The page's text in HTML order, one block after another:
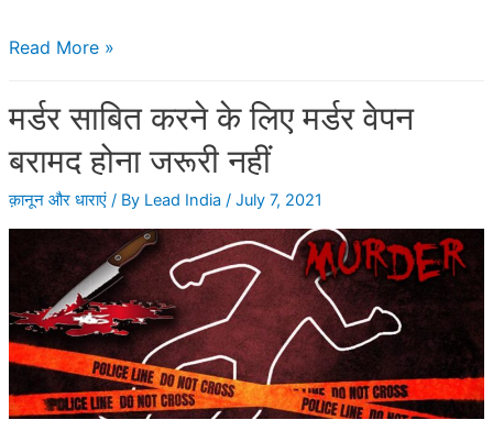
अपने
राईट
रक्षा
कैसे
Read More »
मर्डर साबित करने के लिए मर्डर वेपन
बरामद होना जरूरी नहीं
क़ानून और धाराएं/ By Lead India / July 7, 2021